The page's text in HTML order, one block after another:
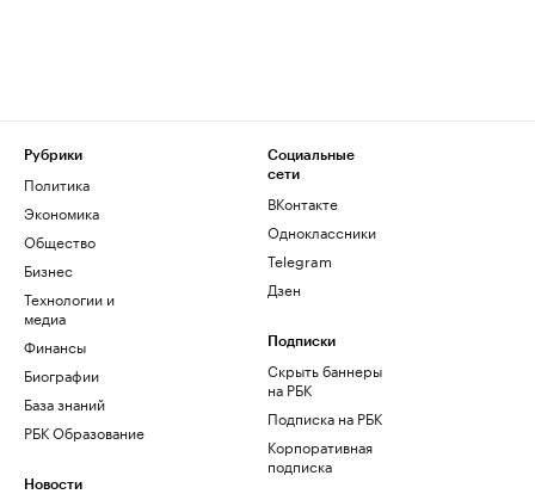
Рубрики
Политика
Экономика
Общество
Бизнес
Технологии и
медиа
Финансы
Биографии
База знаний
РБК Образование
Новости
Социальные
сети
ВКонтакте
Одноклассники
Telegram
Дзен
Подписки
Скрыть баннеры
на РБК
Подписка на РБК
Корпоративная
подписка